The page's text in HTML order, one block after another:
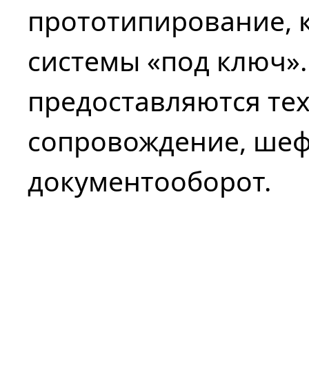
прототипирование,
системы «под
предоставляются
сопровождение,
документооборот.